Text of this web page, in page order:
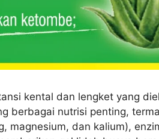
kental dan lengket yang
berbagai nutrisi penting,
magnesium, dan kalium),